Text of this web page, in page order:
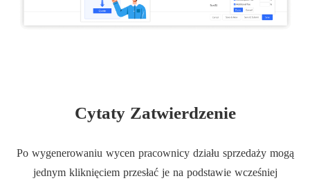
Cytaty Zatwierdzenie
Po wygenerowaniu wycen pracownicy działu sprzedaży mogą
jednym kliknięciem przesłać je na podstawie wcześniej